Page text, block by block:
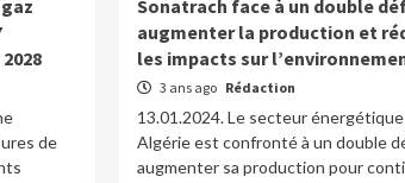
de
Sonatrach face à un double
augmenter la production et
les impacts sur
3 ans ago Rédaction
13.01.2024. Le secteur
Algérie est confronté à un double
augmenter sa production pour